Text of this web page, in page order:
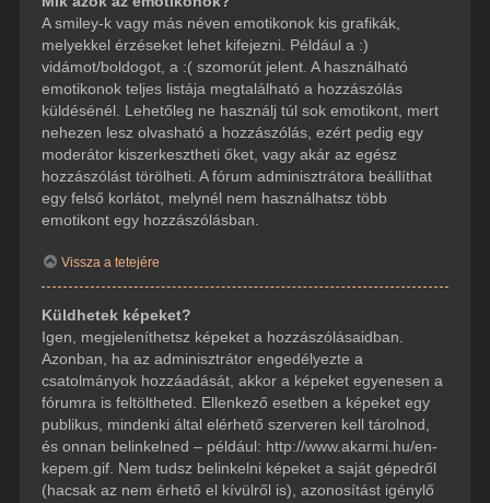
A smiley-k vagy más néven emotikonok kis grafikák,
melyekkel érzéseket lehet kifejezni. Például a :)
vidámot/boldogot, a :( szomorút jelent. A használható
emotikonok teljes listája megtalálható a hozzászólás
küldésénél. Lehetőleg ne használj túl sok emotikont, mert
nehezen lesz olvasható a hozzászólás, ezért pedig egy
moderátor kiszerkesztheti őket, vagy akár az egész
hozzászólást törölheti. A fórum adminisztrátora beállíthat
egy felső korlátot, melynél nem használhatsz több
emotikont egy hozzászólásban.
Vissza a tetejére
Küldhetek képeket?
Igen, megjeleníthetsz képeket a hozzászólásaidban.
Azonban, ha az adminisztrátor engedélyezte a
csatolmányok hozzáadását, akkor a képeket egyenesen a
fórumra is feltöltheted. Ellenkező esetben a képeket egy
publikus, mindenki által elérhető szerveren kell tárolnod,
és onnan belinkelned – például: http://www.akarmi.hu/en-
kepem.gif. Nem tudsz belinkelni képeket a saját gépedről
(hacsak az nem érhető el kívülről is), azonosítást igénylő